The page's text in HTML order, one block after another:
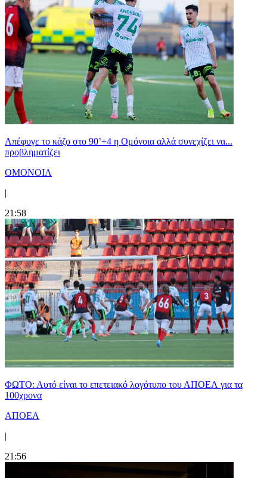
Απέφυγε το κάζο στο 90’+4 η Ομόνοια αλλά συνεχίζει να...
προβληματίζει
ΟΜΟΝΟΙΑ
|
21:58
ΦΩΤΟ: Αυτό είναι το επετειακό λογότυπο του ΑΠΟΕΛ για τα
100χρονα
ΑΠΟΕΛ
|
21:56